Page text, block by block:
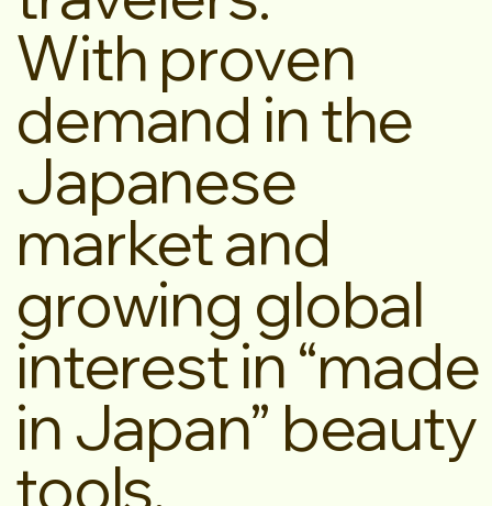
With proven
demand in the
Japanese
market and
growing global
interest in “made
in Japan” beauty
tools,